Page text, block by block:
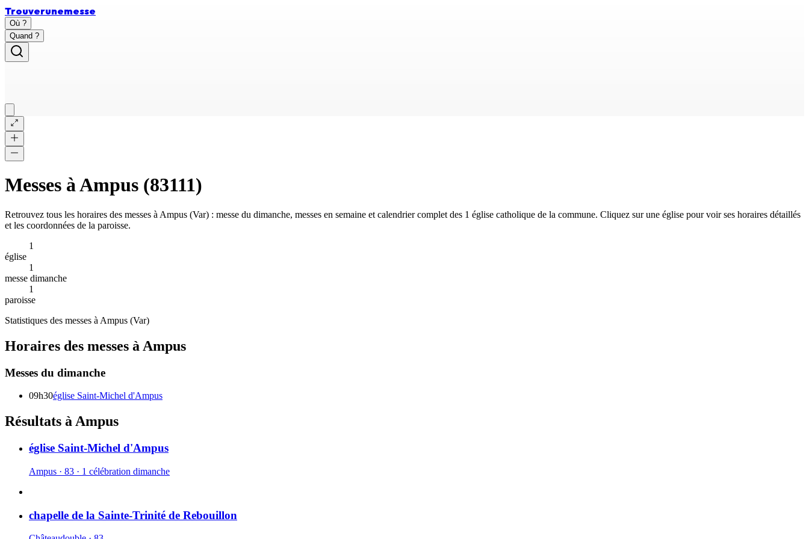
Trouverunemesse
Où ?
Quand ?
Messes àAmpus (83111)
Retrouvez tous les horaires des messes à Ampus (Var) : messe du dimanche, messes en semaine et calendrier complet des 1 église catholique de la commune. Cliquez sur une église pour voir ses horaires détaillés
et les coordonnées de la paroisse.
1
église
1
messe dimanche
1
paroisse
Statistiques des messes à Ampus (Var)
Horaires des messes à Ampus
Messes du dimanche
09h30église Saint-Michel d'Ampus
Résultats à Ampus
église Saint-Michel d'Ampus
Ampus · 83 · 1 célébration dimanche
chapelle de la Sainte-Trinité de Rebouillon